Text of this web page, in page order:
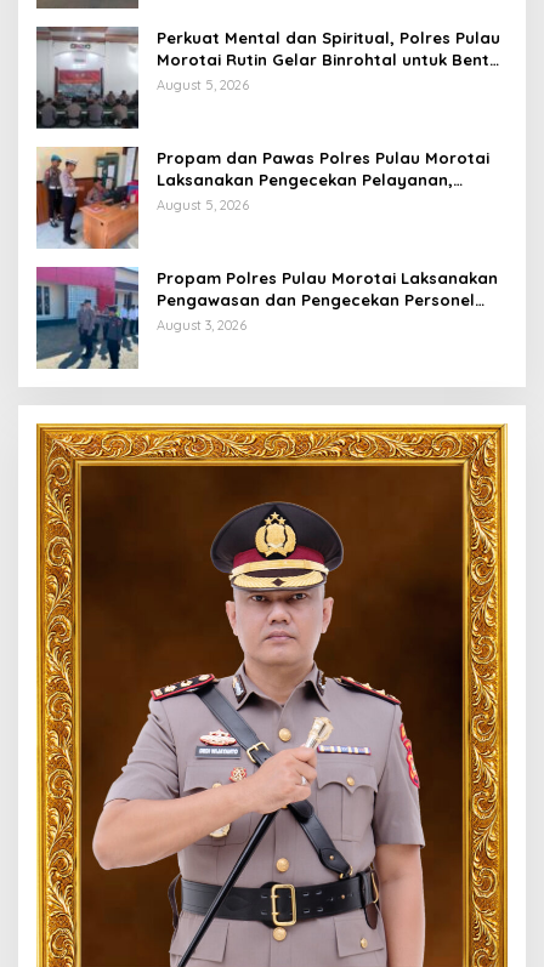
Perkuat Mental dan Spiritual, Polres Pulau
Morotai Rutin Gelar Binrohtal untuk Bentuk
Personel Berintegritas
August 5, 2026
Propam dan Pawas Polres Pulau Morotai
Laksanakan Pengecekan Pelayanan,
Pastikan Masyarakat Mendapat
August 5, 2026
Propam Polres Pulau Morotai Laksanakan
Pengawasan dan Pengecekan Personel
Saat Apel Serah Terima Piket Fungsi
August 3, 2026